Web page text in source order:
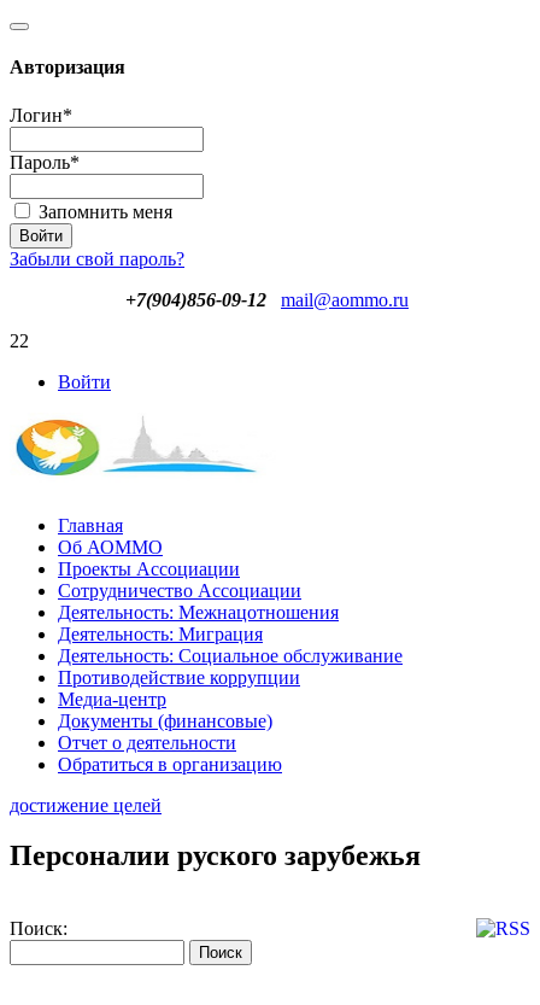
Авторизация
Логин*
Пароль*
Запомнить меня
Забыли свой пароль?
+7(904)856-09-12
mail@aommo.ru
22
Войти
Главная
Об АОММО
Проекты Ассоциации
Сотрудничество Ассоциации
Деятельность: Межнацотношения
Деятельность: Миграция
Деятельность: Социальное обслуживание
Противодействие коррупции
Медиа-центр
Документы (финансовые)
Отчет о деятельности
Обратиться в организацию
достижение целей
Персоналии руского зарубежья
Поиск: